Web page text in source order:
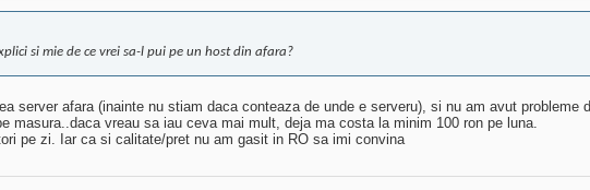
si mie de ce vrei sa-l pui pe un host din afara?
server afara (inainte nu stiam daca conteaza de unde e serveru), si nu am avut probleme
masura..daca vreau sa iau ceva mai mult, deja ma costa la minim 100 ron pe luna.
pe zi. Iar ca si calitate/pret nu am gasit in RO sa imi convina